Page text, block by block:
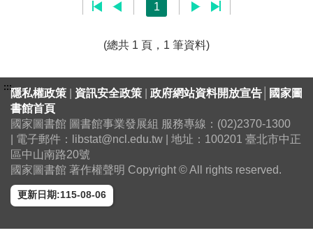
1
(總共 1 頁，1 筆資料)
:::隱私權政策 資訊安全政策 政府網站資料開放宣告
國家圖
書館首頁
國家圖書館 圖書館事業發展組 服務專線：(02)2370-1300
| 電子郵件：libstat@ncl.edu.tw | 地址：100201 臺北市中正
區中山南路20號
國家圖書館 著作權聲明 Copyright © All rights reserved.
更新日期:115-08-06